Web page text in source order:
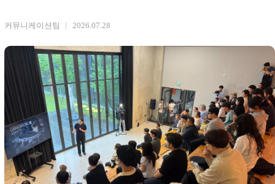
커뮤니케이션팀 2026.07.28